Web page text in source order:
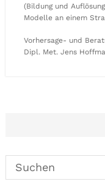
(Bildung und
Modelle an einem
Vorhersage- und
Dipl. Met. Jens